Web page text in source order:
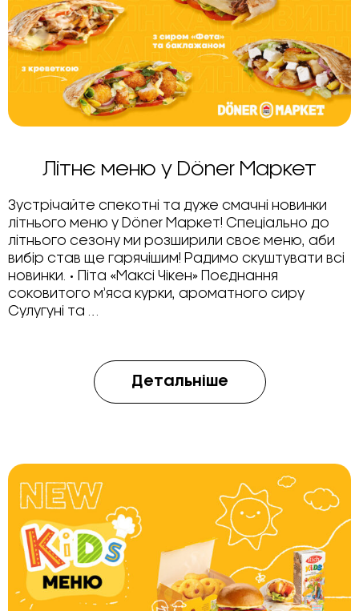
Літнє меню у Döner Маркет
Зустрічайте спекотні та дуже смачні новинки
літнього меню у Döner Маркет! Спеціально до
літнього сезону ми розширили своє меню, аби
вибір став ще гарячішим! Радимо скуштувати всі
новинки. • Піта «Максі Чікен» Поєднання
соковитого м’яса курки, ароматного сиру
Сулугуні та …
Детальніше